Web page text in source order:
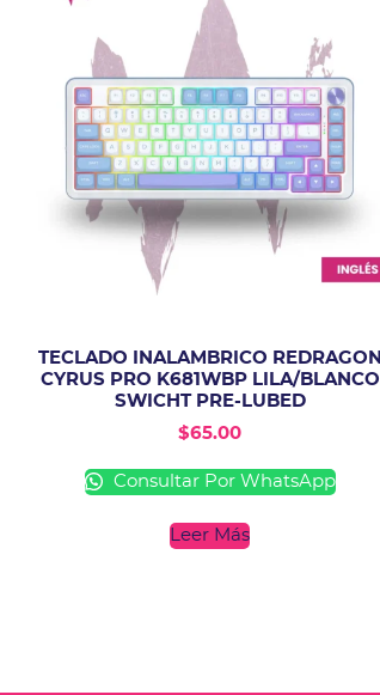
TECLADO INALAMBRICO REDRAGON
CYRUS PRO K681WBP LILA/BLANCO
SWICHT PRE-LUBED
$65.00
Consultar Por WhatsApp
Leer Más